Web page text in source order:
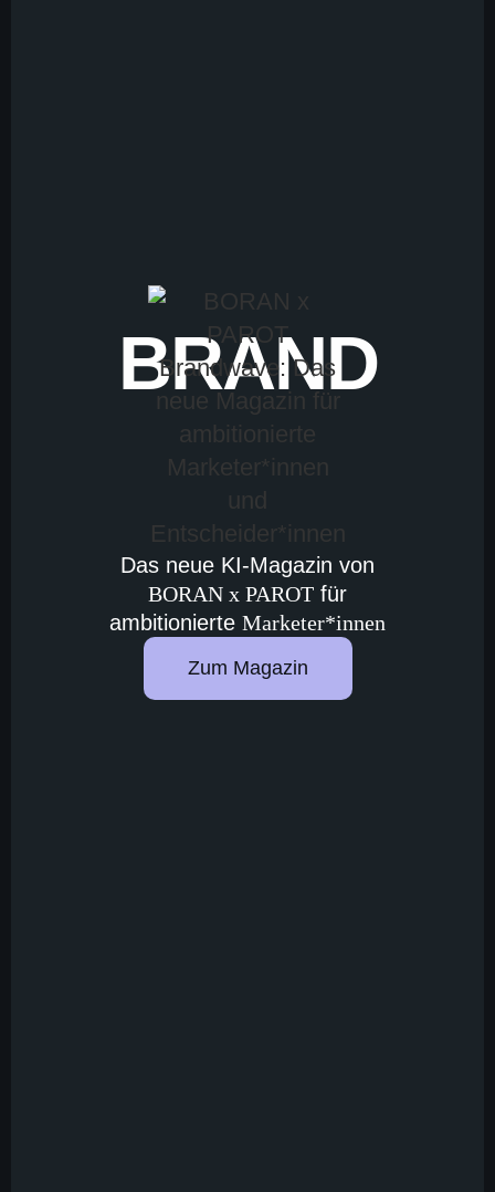
BRAND
Das neue KI-Magazin von
BORAN x PAROT für
ambitionierte Marketer*innen
Zum Magazin